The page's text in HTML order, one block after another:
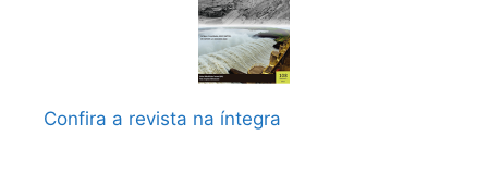
Confira a revista na íntegra